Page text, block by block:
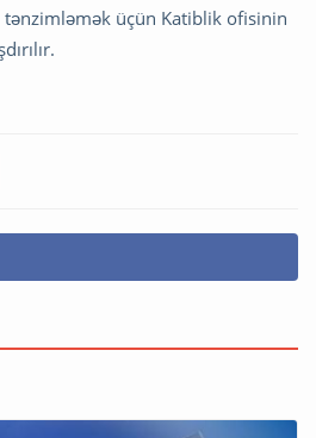
tənzimləmək üçün Katiblik ofisinin